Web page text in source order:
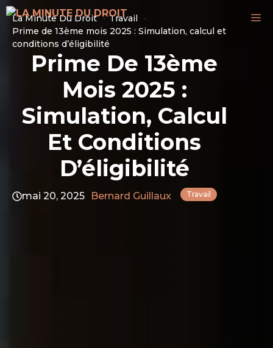
Aller
au
contenu
La Minute Du Droit
Travail
Prime de 13ème mois 2025 : Simulation, calcul et
conditions d’éligibilité
Prime De 13ème
Mois 2025 :
Simulation, Calcul
Et Conditions
D’éligibilité
mai 20, 2025 Bernard Guillaux Travail